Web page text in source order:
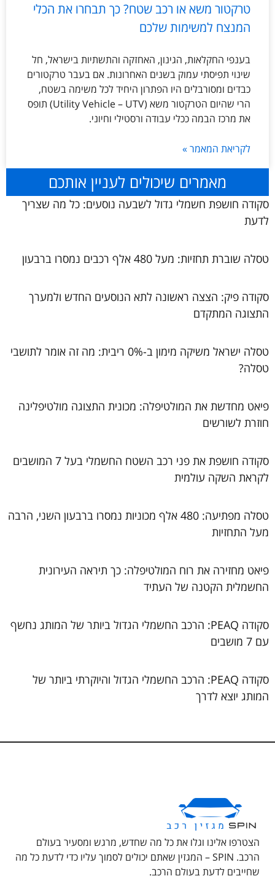
טרקטור משא או רכב שטח? כך תבחרו את הכלי
המנצח למשימות שלכם
בענפי החקלאות, הגינון, האחזקה והתשתיות בישראל, חל
שינוי תפיסתי עמוק בשנים האחרונות. אם בעבר טרקטורים
כבדים ומסורבלים היו הפתרון היחיד לכל משימה בשטח,
הרי שהיום הטרקטור משא (Utility Vehicle – UTV) תופס
את מרכז הבמה ככלי עבודה ורסטילי וחיוני.
לקריאת המאמר »
מאמרים שיכולים לעניין אותכם
סקודה חושפת חשמלי גדול לשבעה נוסעים: כל מה שצריך
לדעת
טסלה שוברת תחזיות: מעל 480 אלף רכבים נמסרו ברבעון
סקודה פיק: הצצה ראשונה לתא הנוסעים החדש ולמערך
התצוגה המתקדם
טסלה ישראל משיקה מימון ב-0% ריבית: מה זה אומר לתושבי
טסלה?
פיאט מחדשת את המולטיפלה: מכונית התצוגה מולטיפלינה
חוזרת לשורשים
סקודה חושפת את פני רכב השטח החשמלי בעל 7 המושבים
לקראת השקה עולמית
טסלה מפתיעה: 480 אלף מכוניות נמסרו ברבעון השני, הרבה
מעל התחזיות
פיאט מחזירה את רוח המולטיפלה: כך תיראה העירונית
החשמלית הקטנה של העתיד
סקודה PEAQ: הרכב החשמלי הגדול ביותר של המותג נחשף
עם 7 מושבים
סקודה PEAQ: הרכב החשמלי הגדול והיוקרתי ביותר של
המותג יוצא לדרך
הצטרפו אלינו וגלו את כל מה שחדש, מרגש ומסעיר בעולם
הרכב. SPIN – המגזין שאתם יכולים לסמוך עליו כדי לדעת כל מה
שחייבים לדעת בעולם הרכב.